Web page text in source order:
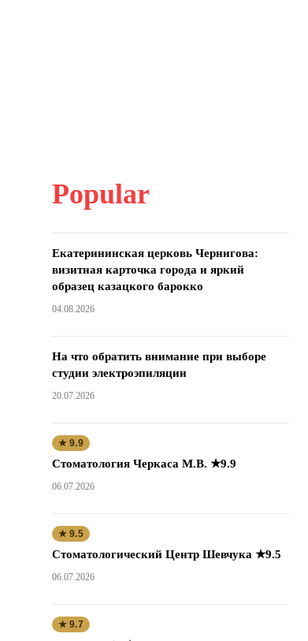
Popular
Екатерининская церковь Чернигова:
визитная карточка города и яркий
образец казацкого барокко
04.08.2026
На что обратить внимание при выборе
студии электроэпиляции
20.07.2026
★ 9.9
Стоматология Черкаса М.В. ★9.9
06.07.2026
★ 9.5
Стоматологический Центр Шевчука ★9.5
06.07.2026
★ 9.7